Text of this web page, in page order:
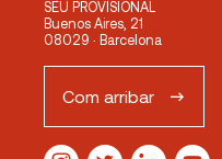
SEU PROVISIONAL
Buenos Aires, 21
08029 · Barcelona
Com arribar